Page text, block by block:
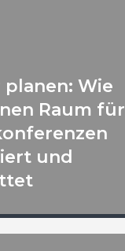
planen: Wie
Raum für
und